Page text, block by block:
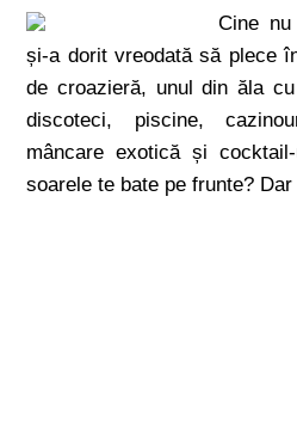
Cine
și-a dorit vreodată să plece
de croazieră, unul din ăla
discoteci, piscine,
mâncare exotică și
soarele te bate pe frunte?